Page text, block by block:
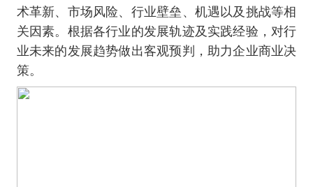
术革新、市场风险、行业壁垒、机遇以及挑战等相
关因素。根据各行业的发展轨迹及实践经验，对行
业未来的发展趋势做出客观预判，助力企业商业决
策。